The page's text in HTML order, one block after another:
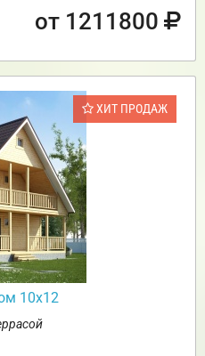
от 1211800
ХИТ ПРОДАЖ
10х12